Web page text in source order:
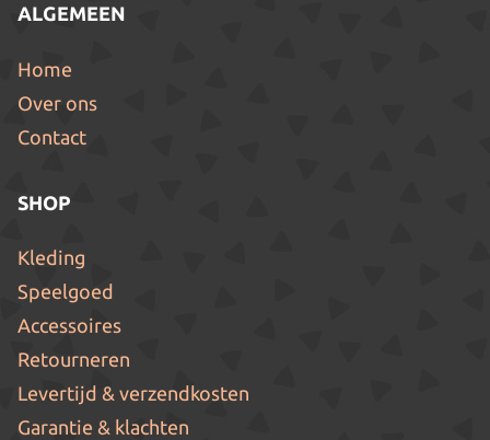
ALGEMEEN
Home
Over ons
Contact
SHOP
Kleding
Speelgoed
Accessoires
Retourneren
Levertijd & verzendkosten
Garantie & klachten